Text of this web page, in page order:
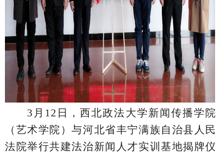
3 月 12 日，西北政法大学新闻传播学院
（艺术学院）与河北省丰宁满族自治县人民
法院举行共建法治新闻人才实训基地揭牌仪